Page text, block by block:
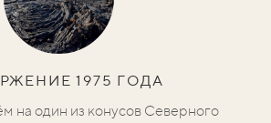
1975 ГОДА
на один из конусов Северного